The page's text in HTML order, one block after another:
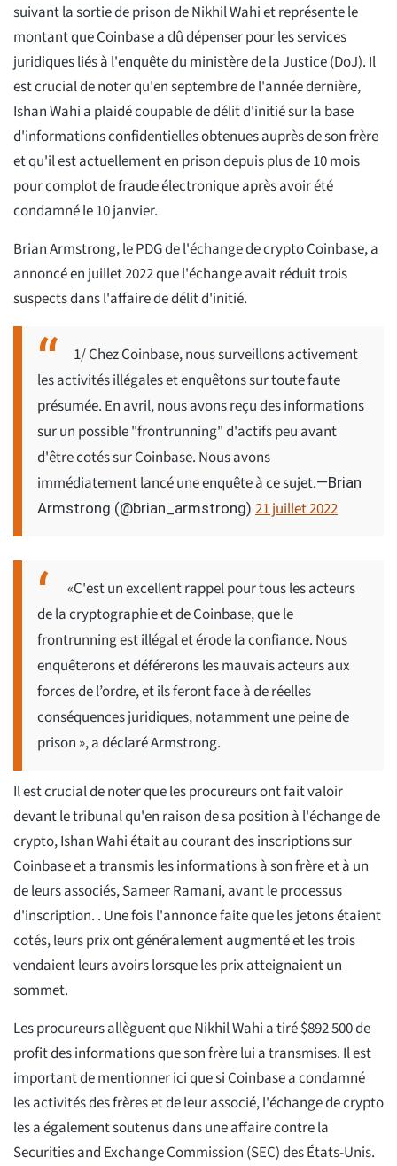
suivant la sortie de prison de Nikhil Wahi et représente le
montant que Coinbase a dû dépenser pour les services
juridiques liés à l'enquête du ministère de la Justice (DoJ). Il
est crucial de noter qu'en septembre de l'année dernière,
Ishan Wahi a plaidé coupable de délit d'initié sur la base
d'informations confidentielles obtenues auprès de son frère
et qu'il est actuellement en prison depuis plus de 10 mois
pour complot de fraude électronique après avoir été
condamné le 10 janvier.
Brian Armstrong, le PDG de l'échange de crypto Coinbase, a
annoncé en juillet 2022 que l'échange avait réduit trois
suspects dans l'affaire de délit d'initié.
1/ Chez Coinbase, nous surveillons activement
les activités illégales et enquêtons sur toute faute
présumée. En avril, nous avons reçu des informations
sur un possible "frontrunning" d'actifs peu avant
d'être cotés sur Coinbase. Nous avons
immédiatement lancé une enquête à ce sujet.—Brian
Armstrong (@brian_armstrong) 21 juillet 2022
«C'est un excellent rappel pour tous les acteurs
de la cryptographie et de Coinbase, que le
frontrunning est illégal et érode la confiance. Nous
enquêterons et déférerons les mauvais acteurs aux
forces de l’ordre, et ils feront face à de réelles
conséquences juridiques, notamment une peine de
prison », a déclaré Armstrong.
Il est crucial de noter que les procureurs ont fait valoir
devant le tribunal qu'en raison de sa position à l'échange de
crypto, Ishan Wahi était au courant des inscriptions sur
Coinbase et a transmis les informations à son frère et à un
de leurs associés, Sameer Ramani, avant le processus
d'inscription. . Une fois l'annonce faite que les jetons étaient
cotés, leurs prix ont généralement augmenté et les trois
vendaient leurs avoirs lorsque les prix atteignaient un
sommet.
Les procureurs allèguent que Nikhil Wahi a tiré $892 500 de
profit des informations que son frère lui a transmises. Il est
important de mentionner ici que si Coinbase a condamné
les activités des frères et de leur associé, l'échange de crypto
les a également soutenus dans une affaire contre la
Securities and Exchange Commission (SEC) des États-Unis.